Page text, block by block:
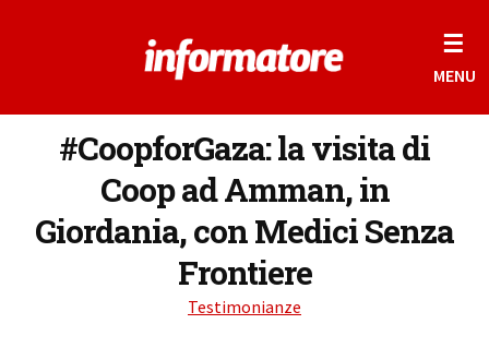
☰
MENU
#CoopforGaza: la visita di
Coop ad Amman, in
Giordania, con Medici Senza
Frontiere
Testimonianze